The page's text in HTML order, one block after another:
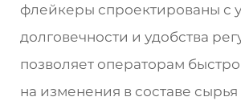
флейкеры спроектированы с
долговечности и удобства
позволяет операторам
на изменения в составе